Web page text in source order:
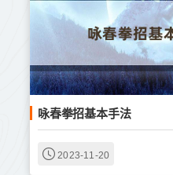
咏春拳招基本手法
2023-11-20